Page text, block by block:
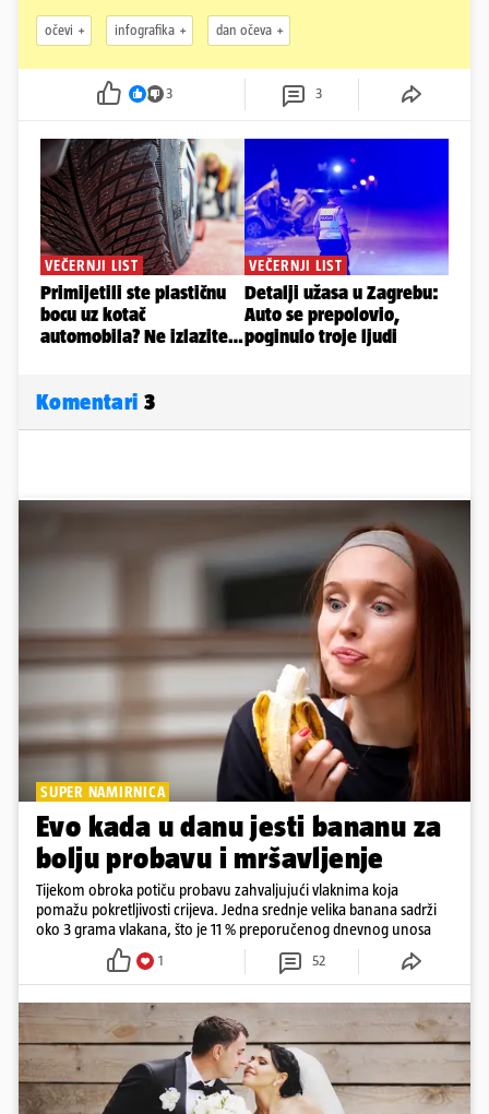
očevi infografika dan očeva
3 3
Komentari 3
SUPER NAMIRNICA
Evo kada u danu jesti bananu za
bolju probavu i mršavljenje
Tijekom obroka potiču probavu zahvaljujući vlaknima koja
pomažu pokretljivosti crijeva. Jedna srednje velika banana sadrži
oko 3 grama vlakana, što je 11 % preporučenog dnevnog unosa
1 52